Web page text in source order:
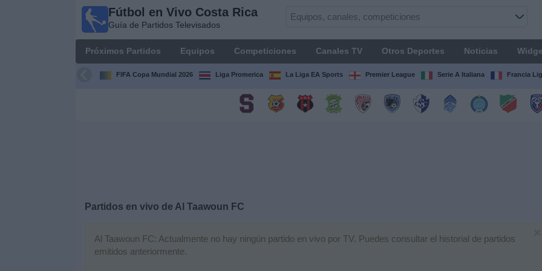
Fútbol en Vivo Costa Rica
Guía de Partidos Televisados
Próximos Partidos Equipos Competiciones Canales TV Otros Deportes Noticias
FIFA Copa Mundial 2026 Liga Promerica La Liga EA Sports Premier League Serie A Italiana Francia
Partidos en vivo de Al Taawoun FC
Al Taawoun FC: Actualmente no hay ningún partido en vivo por TV. Puedes consultar el historial de partidos
emitidos anteriormente.